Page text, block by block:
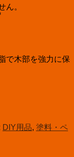
ん。
で木部を強力に保
DIY用品, 塗料・ペ